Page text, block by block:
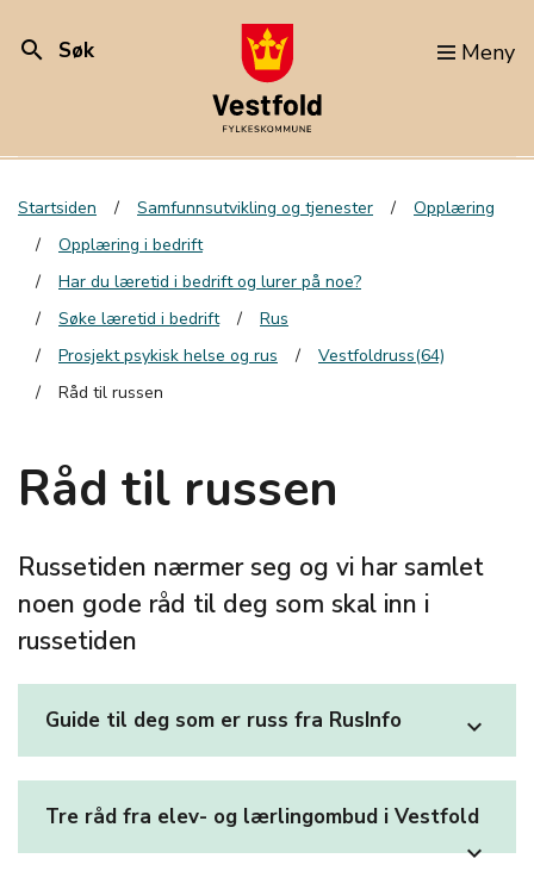
search Søk Meny
Startsiden Samfunnsutvikling og tjenester
Opplæring
Opplæring i bedrift
Har du læretid i bedrift og lurer på noe?
Søke læretid i bedrift
Rus
Prosjekt psykisk helse og rus
Vestfoldruss(64)
Råd til russen
Råd til russen
Russetiden nærmer seg og vi har samlet
noen gode råd til deg som skal inn i
russetiden
Guide til deg som er russ fra RusInfo expand_more
Tre råd fra elev- og lærlingombud i Vestfold
expand_more